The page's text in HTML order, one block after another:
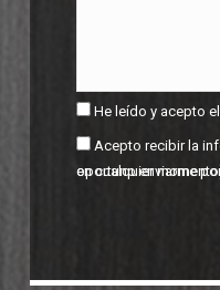
He leído y acepto el
Acepto recibir la
oportuno enviarme por correo electrónico. (Es posible darse de baja en cualquier